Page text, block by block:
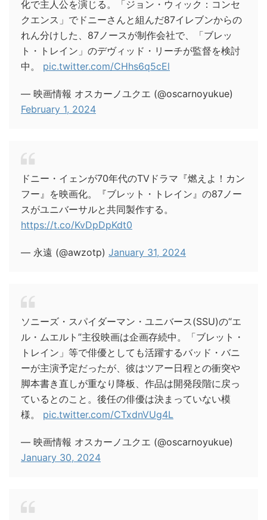
化で主人公を演じる。「ジョン・ウィック：コンセ
クエンス」でドニーさんと組んだ87イレブンからの
れん分けした、87ノースが制作会社で、「ブレッ
ト・トレイン」のデヴィッド・リーチが監督を検討
中。 pic.twitter.com/CHhs6q5cEl
— 映画情報 オスカーノユクエ (@oscarnoyukue)
February 1, 2024
ドニー・イェンが70年代のTVドラマ『燃えよ！カン
フー』を映画化。『ブレット・トレイン』の87ノー
スがユニバーサルと共同製作する。
https://t.co/KvDpDpKdt0
— 永遠 (@awzotp) January 31, 2024
ソニーズ・スパイダーマン・ユニバース(SSU)の“エ
ル・ムエルト”主役映画は企画存続中。「ブレット・
トレイン」等で俳優としても活躍するバッド・バニ
ーが主演予定だったが、彼はツアー日程との衝突や
脚本書き直しが重なり降板、作品は開発段階に戻っ
ているとのこと。後任の俳優は決まっていない模
様。 pic.twitter.com/CTxdnVUg4L
— 映画情報 オスカーノユクエ (@oscarnoyukue)
January 30, 2024